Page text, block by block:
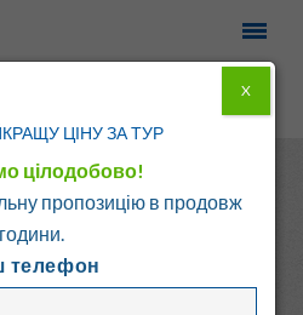
Бансько
ЦІНУ ЗА ТУР
цілодобово!
пропозицію в продовж
години.
телефон
X